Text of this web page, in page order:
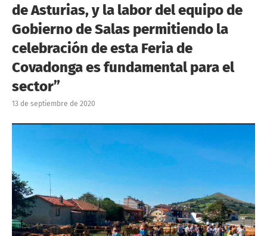
de Asturias, y la labor del equipo de
Gobierno de Salas permitiendo la
celebración de esta Feria de
Covadonga es fundamental para el
sector”
13 de septiembre de 2020